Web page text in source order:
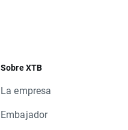
Sobre XTB
La empresa
Embajador